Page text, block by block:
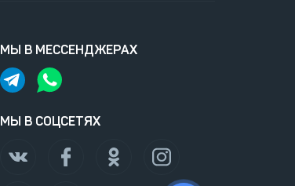
МЫ В МЕССЕНДЖЕРАХ
МЫ В СОЦСЕТЯХ